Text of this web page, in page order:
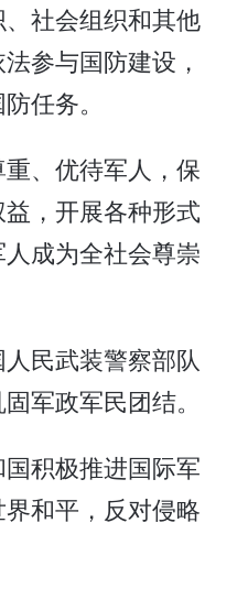
社会组织和其他
参与国防建设，
任务。
、优待军人，保
，开展各种形式
成为全社会尊崇
民武装警察部队
军政军民团结。
积极推进国际军
和平，反对侵略